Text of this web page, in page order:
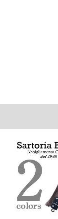
コンピュータ画
。お取り扱い前に
店舗からのお取り
ことがない様最大
付いている、極
予めご了承くださ